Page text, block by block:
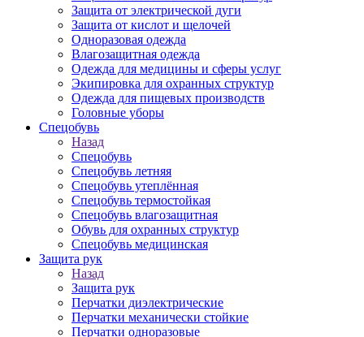
Защита от электрической дуги
Защита от кислот и щелочей
Одноразовая одежда
Влагозащитная одежда
Одежда для медицины и сферы услуг
Экипировка для охранных структур
Одежда для пищевых производств
Головные уборы
Спецобувь
Назад
Спецобувь
Спецобувь летняя
Спецобувь утеплённая
Спецобувь термостойкая
Спецобувь влагозащитная
Обувь для охранных структур
Спецобувь медицинская
Защита рук
Назад
Защита рук
Перчатки диэлектрические
Перчатки механически стойкие
Перчатки одноразовые